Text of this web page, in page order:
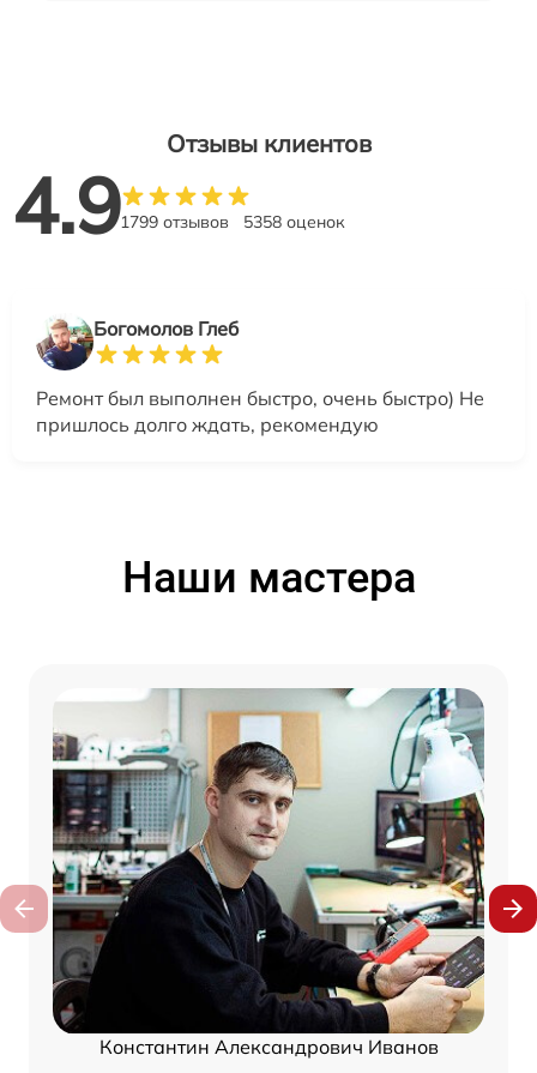
Отзывы клиентов
4.91799 отзывов 5358 оценок
Богомолов Глеб
Ремонт был выполнен быстро, очень быстро) Не
пришлось долго ждать, рекомендую
Наши мастера
Константин Александрович Иванов